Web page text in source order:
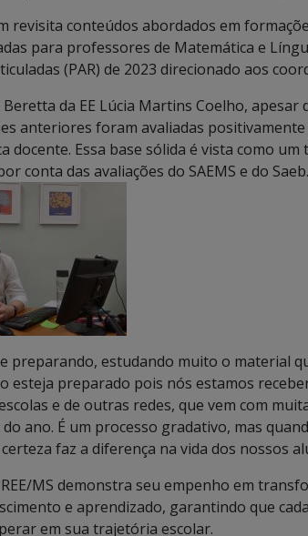
revisita conteúdos abordados em
para professores de Matemática e
(PAR) de 2023 direcionado aos
da EE Lúcia Martins Coelho, apesar
anteriores foram avaliadas
docente. Essa base sólida é vista como
conta das avaliações do SAEMS e do Saeb.
preparando, estudando muito o material
esteja preparado pois nós estamos
e de outras redes, que vem com
ano. É um processo gradativo, mas
faz a diferença na vida dos nossos
MS demonstra seu empenho em
e aprendizado, garantindo que
em sua trajetória escolar.